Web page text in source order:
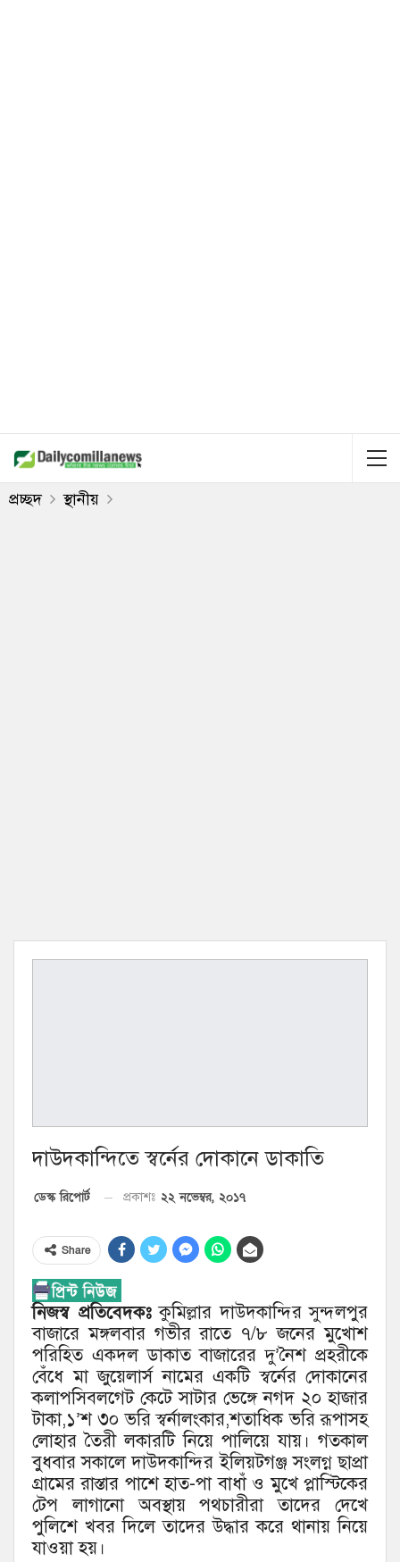
প্রচ্ছদ স্থানীয়
দাউদকান্দিতে স্বর্নের দোকানে ডাকাতি
ডেস্ক রিপোর্ট প্রকাশঃ ২২ নভেম্বর, ২০১৭
Share
নিজস্ব প্রতিবেদকঃকুমিল্লার দাউদকান্দির সুন্দলপুর
বাজারে মঙ্গলবার গভীর রাতে ৭/৮ জনের মুখোশ
পরিহিত একদল ডাকাত বাজারের দু’নৈশ প্রহরীকে
বেঁধে মা জুয়েলার্স নামের একটি স্বর্নের দোকানের
কলাপসিবলগেট কেটে সাটার ভেঙ্গে নগদ ২০ হাজার
টাকা,১’শ ৩০ ভরি স্বর্নালংকার,শতাধিক ভরি রূপাসহ
লোহার তৈরী লকারটি নিয়ে পালিয়ে যায়। গতকাল
বুধবার সকালে দাউদকান্দির ইলিয়টগঞ্জ সংলগ্ন ছাপ্রা
গ্রামের রাস্তার পাশে হাত-পা বাধাঁ ও মুখে প্লাস্টিকের
টেপ লাগানো অবস্থায় পথচারীরা তাদের দেখে
পুলিশে খবর দিলে তাদের উদ্ধার করে থানায় নিয়ে
যাওয়া হয়।